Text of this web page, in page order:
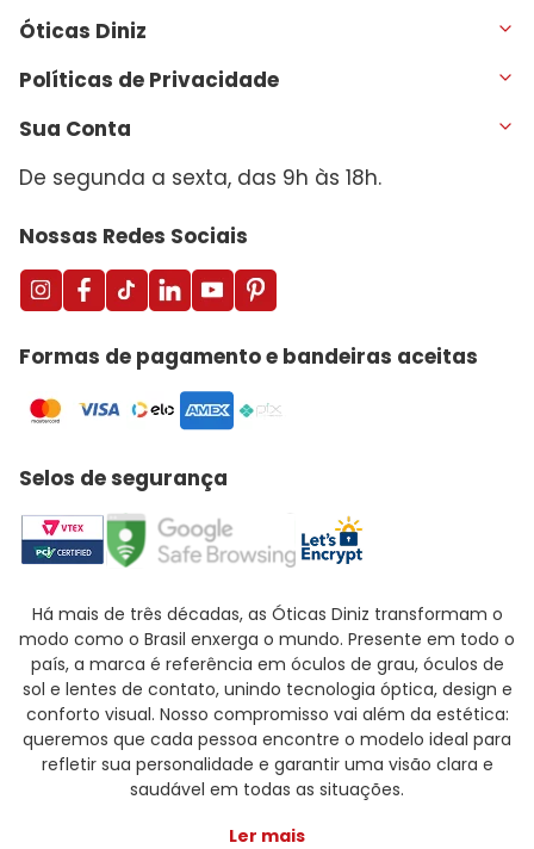
Óticas Diniz
Políticas de Privacidade
Sua Conta
De segunda a sexta, das 9h às 18h.
Nossas Redes Sociais
Formas de pagamento e bandeiras aceitas
Selos de segurança
Há mais de três décadas, as Óticas Diniz transformam o
modo como o Brasil enxerga o mundo. Presente em todo o
país, a marca é referência em óculos de grau, óculos de
sol e lentes de contato, unindo tecnologia óptica, design e
conforto visual. Nosso compromisso vai além da estética:
queremos que cada pessoa encontre o modelo ideal para
refletir sua personalidade e garantir uma visão clara e
saudável em todas as situações.
Ler mais